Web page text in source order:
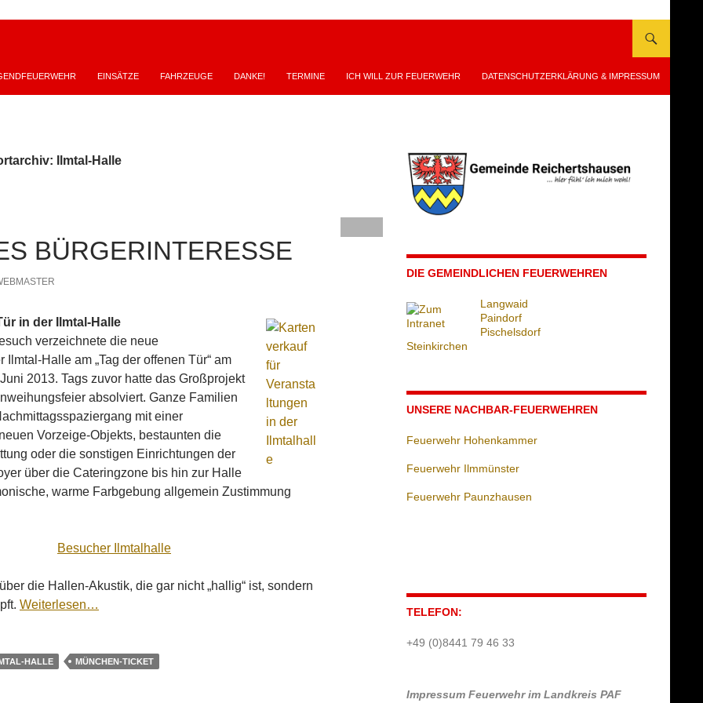
EINSÄTZE FAHRZEUGE DANKE! TERMINE ICH WILL ZUR FEUERWEHR DATENSCHUTZERKLÄRUNG & IMPRESSUM
Ilmtal-Halle
BÜRGERINTERESSE
in der Ilmtal-Halle
verzeichnete die neue
Ilmtal-Halle am „Tag der offenen Tür“ am
2013. Tags zuvor hatte das Großprojekt
absolviert. Ganze Familien
mit einer
Vorzeige-Objekts, bestaunten die
oder die sonstigen Einrichtungen der
über die Cateringzone bis hin zur Halle
warme Farbgebung allgemein Zustimmung
die Hallen-Akustik, die gar nicht „hallig“ ist, sondern
Weiterlesen…
HALLE MÜNCHEN-TICKET
DIE GEMEINDLICHEN FEUERWEHREN
Langwaid
Paindorf
Pischelsdorf
Steinkirchen
UNSERE NACHBAR-FEUERWEHREN
Feuerwehr Hohenkammer
Feuerwehr Ilmmünster
Feuerwehr Paunzhausen
TELEFON:
+49 (0)8441 79 46 33
Impressum Feuerwehr im Landkreis PAF